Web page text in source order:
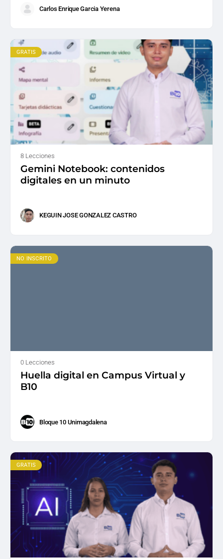
Carlos Enrique Garcia Yerena
GRATIS
8 Lecciones
Gemini Notebook: contenidos
digitales en un minuto
KEGUIN JOSE GONZALEZ CASTRO
NO INSCRITO
0 Lecciones
Huella digital en Campus Virtual y
B10
Bloque 10 Unimagdalena
GRATIS